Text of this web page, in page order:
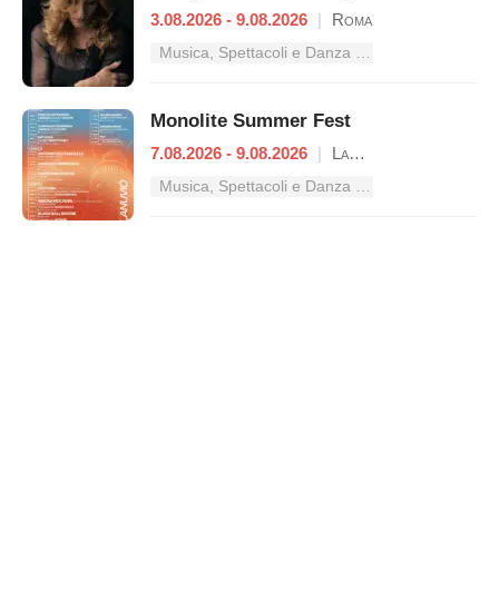
3.08.2026 - 9.08.2026 | Roma
Musica, Spettacoli e Danza nel Lazio
Monolite Summer Fest
7.08.2026 - 9.08.2026 | Lanuvio
Musica, Spettacoli e Danza nel Lazio